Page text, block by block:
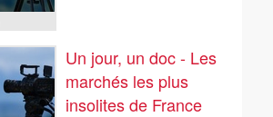
Un jour, un doc - Les
marchés les plus
insolites de France